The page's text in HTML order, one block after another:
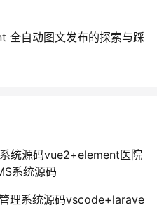
全自动图文发布的探索与踩
统源码vue2+element医院
系统的意义 AEMS系统源码
理系统源码vscode+larave